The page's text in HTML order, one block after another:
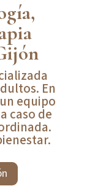
En
equipo
caso de